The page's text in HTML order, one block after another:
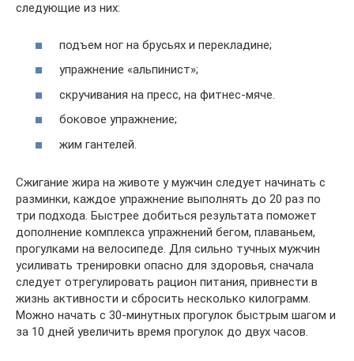
следующие из них:
подъем ног на брусьях и перекладине;
упражнение «альпинист»;
скручивания на пресс, на фитнес-мяче.
боковое упражнение;
жим гантелей.
Сжигание жира на животе у мужчин следует начинать с
разминки, каждое упражнение выполнять до 20 раз по
три подхода. Быстрее добиться результата поможет
дополнение комплекса упражнений бегом, плаваньем,
прогулками на велосипеде. Для сильно тучных мужчин
усиливать тренировки опасно для здоровья, сначала
следует отрегулировать рацион питания, привнести в
жизнь активности и сбросить несколько килограмм.
Можно начать с 30-минутных прогулок быстрым шагом и
за 10 дней увеличить время прогулок до двух часов.